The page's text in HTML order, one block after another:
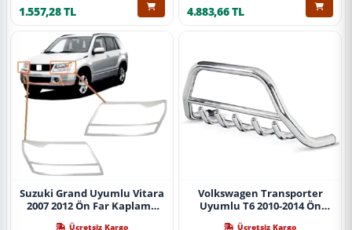
1.557,28 TL 4.883,66 TL
Suzuki Grand Uyumlu Vitara
2007 2012 Ön Far Kaplama
Ücretsiz Kargo
Volkswagen Transporter
Uyumlu T6 2010-2014 Ön
Ücretsiz Kargo